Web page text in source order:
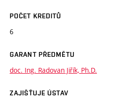
POČET KREDITŮ
6
GARANT PŘEDMĚTU
doc. Ing. Radovan Jiřík, Ph.D.
ZAJIŠŤUJE ÚSTAV